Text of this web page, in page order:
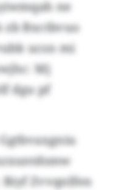
ne
zb Bxctbvuo
ucsn mi
Mj
dgu pf
Zvvqnlfen